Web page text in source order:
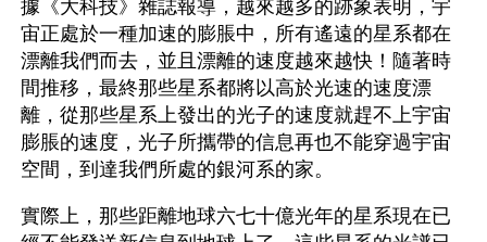
據《大科技》雜誌報導，越來越多的跡象表明，宇
宙正處於一種加速的膨脹中，所有遙遠的星系都在
漂離我們而去，並且漂離的速度越來越快！隨著時
間推移，最終那些星系都將以高於光速的速度漂
離，從那些星系上發出的光子的速度就趕不上宇宙
膨脹的速度，光子所攜帶的信息再也不能穿過宇宙
空間，到達我們所處的銀河系的家。
實際上，那些距離地球六七十億光年的星系現在已